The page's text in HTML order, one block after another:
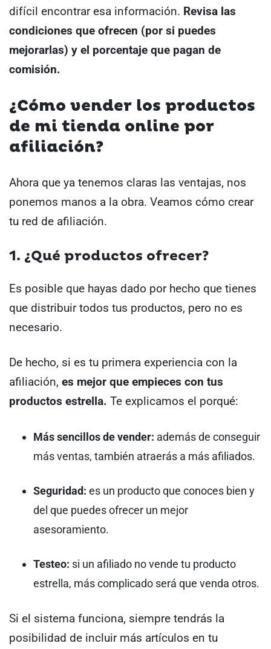
difícil encontrar esa información. Revisa las
condiciones que ofrecen (por si puedes
mejorarlas) y el porcentaje que pagan de
comisión.
¿Cómo vender los productos
de mi tienda online por
afiliación?
Ahora que ya tenemos claras las ventajas, nos
ponemos manos a la obra. Veamos cómo crear
tu red de afiliación.
1. ¿Qué productos ofrecer?
Es posible que hayas dado por hecho que tienes
que distribuir todos tus productos, pero no es
necesario.
De hecho, si es tu primera experiencia con la
afiliación, es mejor que empieces con tus
productos estrella. Te explicamos el porqué:
Más sencillos de vender: además de conseguir
más ventas, también atraerás a más afiliados.
Seguridad: es un producto que conoces bien y
del que puedes ofrecer un mejor
asesoramiento.
Testeo: si un afiliado no vende tu producto
estrella, más complicado será que venda otros.
Si el sistema funciona, siempre tendrás la
posibilidad de incluir más artículos en tu